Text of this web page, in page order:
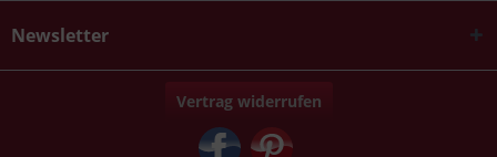
Newsletter
Vertrag widerrufen